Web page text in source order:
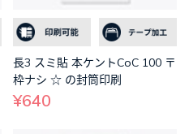
長3 スミ貼 本ケントCoC 100 〒
枠ナシ ☆ の封筒印刷
¥640